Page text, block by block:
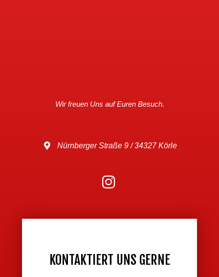
Wir freuen Uns auf Euren Besuch.
Nürnberger Straße 9 / 34327 Körle
KONTAKTIERT UNS GERNE